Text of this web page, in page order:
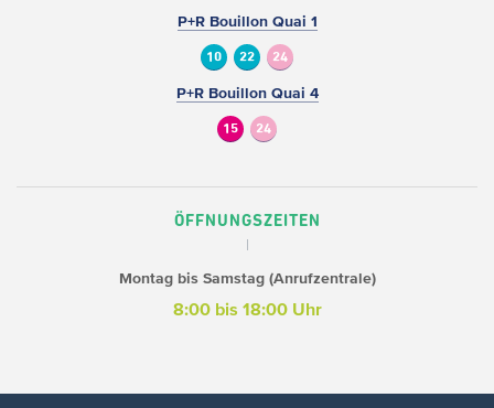
P+R Bouillon Quai 1
10 22 24
P+R Bouillon Quai 4
15 24
ÖFFNUNGSZEITEN
Montag bis Samstag (Anrufzentrale)
8:00 bis 18:00 Uhr